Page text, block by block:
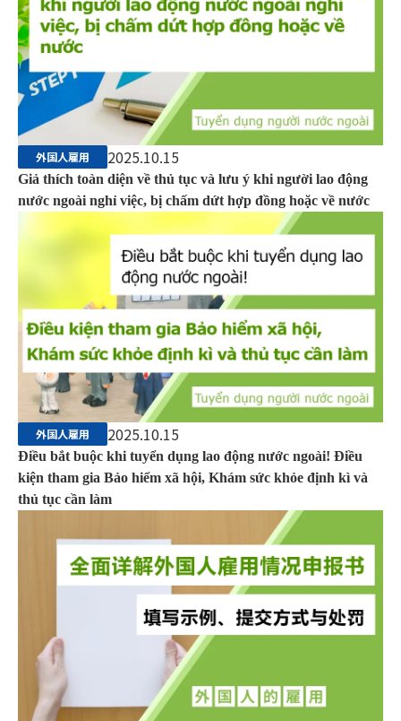
外国人雇用 2025.10.15
Giả thích toàn diện về thủ tục và lưu ý khi người lao động
nước ngoài nghỉ việc, bị chấm dứt hợp đồng hoặc về nước
外国人雇用 2025.10.15
Điều bắt buộc khi tuyển dụng lao động nước ngoài! Điều
kiện tham gia Bảo hiểm xã hội, Khám sức khỏe định kì và
thủ tục cần làm